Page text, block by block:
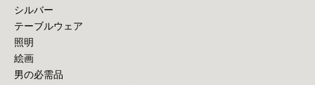
シルバー
テーブルウェア
照明
絵画
男の必需品